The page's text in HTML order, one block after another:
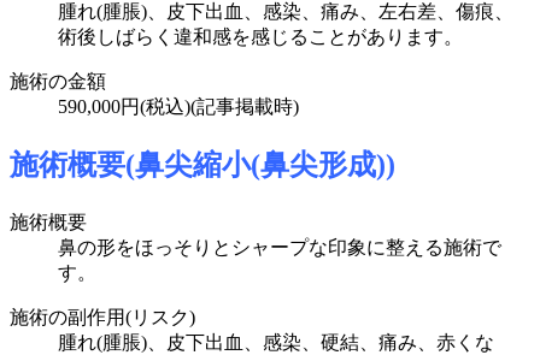
腫れ(腫脹)、皮下出血、感染、痛み、左右差、傷痕、
術後しばらく違和感を感じることがあります。
施術の金額
590,000円(税込)(記事掲載時)
施術概要(鼻尖縮小(鼻尖形成))
施術概要
鼻の形をほっそりとシャープな印象に整える施術で
す。
施術の副作用(リスク)
腫れ(腫脹)、皮下出血、感染、硬結、痛み、赤くな